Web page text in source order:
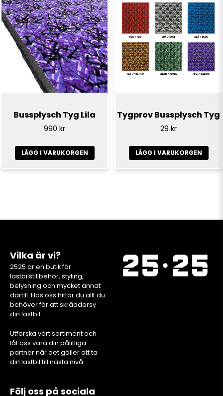
Bussplysch Tyg Lila
990 kr
LÄGG I VARUKORGEN
Tygprov Bussplysch Tyg
29 kr
LÄGG I VARUKORGEN
Vilka är vi?
2525 är en butik för
lastbilstillbehör, styling,
belysning och mycket annat
därtill. Hos oss hittar du allt du
behöver för att skräddarsy
din lastbil.
Utforska vårt sortiment och
låt oss vara din pålitliga
partner när det gäller att ta
din lastbil till nästa nivå.
Följ oss på sociala